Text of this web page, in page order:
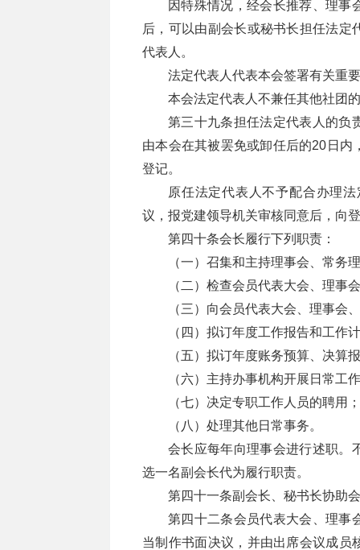
因特殊情况，经会长推荐、理事
后，可以由副会长或秘书长担任法
代表人。
法定代表人代表本会签署有关重
本会法定代表人不兼任其他社团
第三十九条担任法定代表人的负
由本会在其被罢免或卸任后的20日
登记。
原任法定代表人不予配合办理
议，报党建领导机关审核同意后，向
第四十条会长履行下列职责：
（一）召集和主持理事会、常务
（二）检查会员代表大会、理事
（三）向会员代表大会、理事会
（四）拟订年度工作报告和工作
（五）拟订年度账务预算、决算
（六）主持办事机构开展日常工
（七）决定专职工作人员的聘用；
（八）处理其他日常事务。
会长应每年向理事会进行述职。
选一名副会长代为履行职责。
第四十一条副会长、秘书长协助
第四十二条会员代表大会、理事
当制作书面决议，并由出席会议成员